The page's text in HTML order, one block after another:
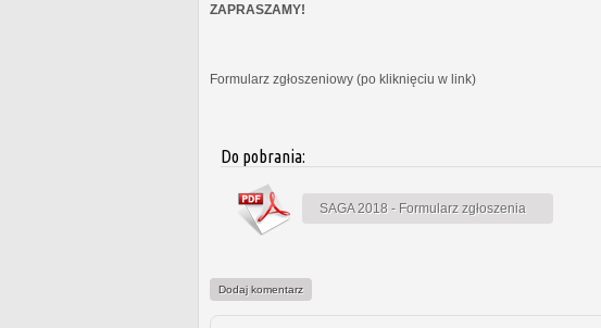
ZAPRASZAMY!
Formularz zgłoszeniowy (po kliknięciu w link)
Do pobrania:
SAGA 2018 - Formularz zgłoszenia
Dodaj komentarz